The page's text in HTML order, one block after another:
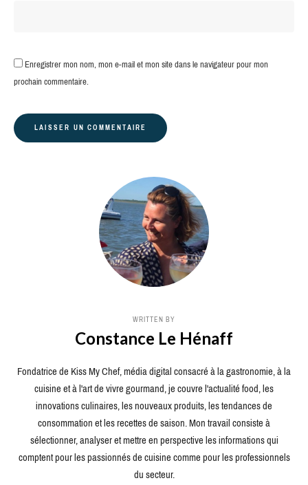
Enregistrer mon nom, mon e-mail et mon site dans le navigateur pour mon
prochain commentaire.
WRITTEN BY
Constance Le Hénaff
Fondatrice de Kiss My Chef, média digital consacré à la gastronomie, à la
cuisine et à l'art de vivre gourmand, je couvre l'actualité food, les
innovations culinaires, les nouveaux produits, les tendances de
consommation et les recettes de saison. Mon travail consiste à
sélectionner, analyser et mettre en perspective les informations qui
comptent pour les passionnés de cuisine comme pour les professionnels
du secteur.